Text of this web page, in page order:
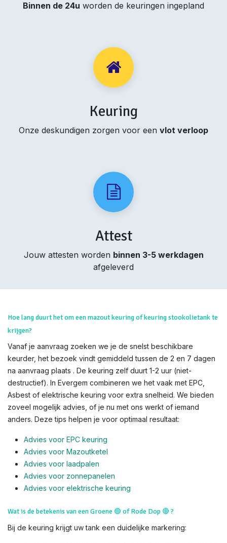
Binnen de 24u worden de keuringen ingepland
Keuring
Onze deskundigen zorgen voor een vlot verloop
Attest
Jouw attesten worden binnen 3-5 werkdagen
afgeleverd
Hoe lang duurt het om een mazout keuring of keuring stookolietank te
krijgen?
Vanaf je aanvraag zoeken we je de snelst beschikbare
keurder, het bezoek vindt gemiddeld tussen de 2 en 7 dagen
na aanvraag plaats . De keuring zelf duurt 1-2 uur (niet-
destructief). In Evergem combineren we het vaak met EPC,
Asbest of elektrische keuring voor extra snelheid. We bieden
zoveel mogelijk advies, of je nu met ons werkt of iemand
anders. Deze tips helpen je voor optimaal resultaat:
Advies voor EPC keuring
Advies voor Mazoutketel
Advies voor laadpalen
Advies voor zonnepanelen
Advies voor elektrische keuring
Wat is de betekenis van een Groene 🟢 of Rode Dop🔴?
Bij de keuring krijgt uw tank een duidelijke markering: